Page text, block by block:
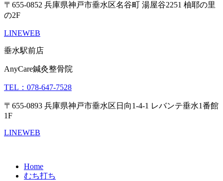
〒655-0852 兵庫県神戸市垂水区名谷町 湯屋谷2251 柚耶の里
の2F
LINEWEB
垂水駅前店
AnyCare鍼灸整骨院
TEL：078-647-7528
〒655-0893 兵庫県神戸市垂水区日向1-4-1 レバンテ垂水1番館
1F
LINEWEB
Home
むち打ち